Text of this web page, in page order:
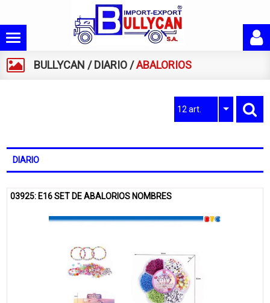
BULLYCAN / DIARIO /ABALORIOS
12 art.
DIARIO
03925: E16 SET DE ABALORIOS NOMBRES